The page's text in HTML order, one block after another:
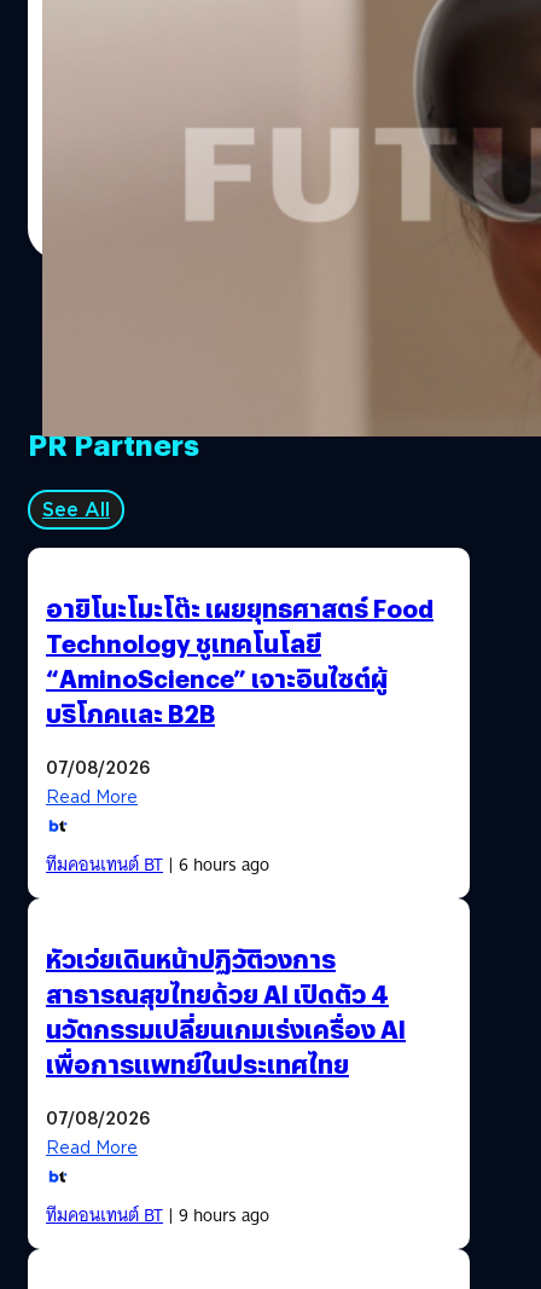
ก้าวสำคัญของอุปกรณ์ติดตัวมนุษย์จริงหรือ?
VR, AR, XR หรือ MR เทคโนโลยีเหล่านี้ได้ปรากฏอยู่ในอุตสห
กรรมเทคโนโลยีมานานหลายปี ซึ่งเป็นกลุ่มเทคโนโลยี
"Reality" หรือ "ความจริงเสมือน" ที่หลาย ๆ คนถกกันว่า นี่
แหละคือสมัยใหม่ของอุปกรณ์ที่มนุษย์จะใช้กันทุกวันเป็น
เหมือนอวัยวะที่ 33 เช่นสมาร์ตโฟนใน ทั้งยังปรากฏอยู่ใน
ภาพยนต์ล้ำอนาคตมากมาย ที่พยายามจำลองภาพสังคม
มนุษย์ที่ได้พัฒนาเทคโนโลยีนี้ไปถึงจุดที่มันสามารถที่จะแทนที่
ความเป็นจริงได้ Seamless. ก่อนอื่นอยากกล่าวถึงคอนเซ็ปต์
ของเทคโนโลยีนี้อย่างคร่าว ๆ กันก่อนถึงการทำงานของมัน
เชื่อว่าหลายคนน่าจะเห็นเทคโนโลยีนี้กันมาไม่มากก็น้อยแล้ว
แต่จริง ๆ แล้วมันทำงานอย่างไร? อธิบายแบบง่าย ๆ คือ การใช้
พอเรามีจอแสดงผลที่มาปิดทับความเป็นจริงเพื่อฉายภาพแบบ
นั้นมันเป็นของจริง ไม่ใช่เพียงแค่ภาพแปะลูกตาล่ะ ความสนุก
ของเทคโนโลยีนี้มันอยู่ตรงนี้ การทำให้ผู้สวมใส่รู้สึกว่าภาพที่
แสดงผลอยู่ที่ดวงตานั้นมันเป็นอีกความจริงนึง จะต้องทำให้ผู้
ใช้งานรู้สึกถึงความไร้รอยต่อก่อนเป็นอันดับแรก เป็นเหตุผลที่
แว่น HMD (Head-Mounted Display - อุปกรณ์สวมหัว) แต่ละ
ตัวจะต้องแสดงผลภาพให้ตรงกับ 6 Degrees of Freedom
หรือ หกทิศอิสระ ซึ่งจะใช้ตัวช่วยอย่างเซนเซอร์สารพัดรูปแบบ
เข้ามาช่วยในการจับสิ่งแวดล้อมโดยรอบเพื่อสร้างเป็นข้อมูล
แบบ Real Time ส่งให้ตัวแว่นประมวลผลต่อ…
| 1145 days ago
PR Partners
See All
อายิโนะโมะโต๊ะ เผยยุทธศาสตร์ Food
Technology ชูเทคโนโลยี
“AminoScience” เจาะอินไซต์ผู้
บริโภคและ B2B
07/08/2026
Read More
ทีมคอนเทนต์ BT| 6 hours ago
หัวเว่ยเดินหน้าปฏิวัติวงการ
สาธารณสุขไทยด้วย AI เปิดตัว 4
นวัตกรรมเปลี่ยนเกมเร่งเครื่อง AI
เพื่อการแพทย์ในประเทศไทย
07/08/2026
Read More
ทีมคอนเทนต์ BT| 9 hours ago